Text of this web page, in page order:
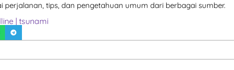
perjalanan, tips, dan pengetahuan umum dari berbagai sumber.
| tsunami